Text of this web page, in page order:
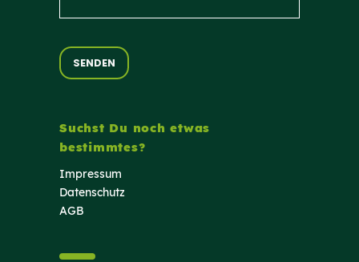
Suchst Du noch etwas
bestimmtes?
Impressum
Datenschutz
AGB